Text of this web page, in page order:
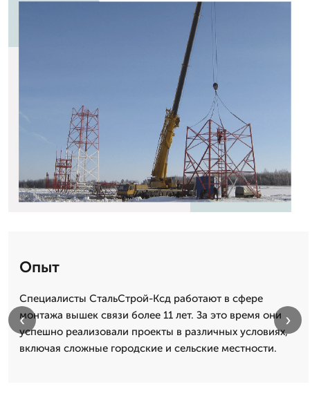
Опыт
Специалисты СтальСтрой-Ксд работают в сфере
монтажа вышек связи более 11 лет. За это время они
успешно реализовали проекты в различных условиях,
включая сложные городские и сельские местности.
‹ ›